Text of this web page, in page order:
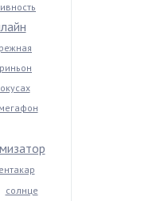
мегафон
солнце